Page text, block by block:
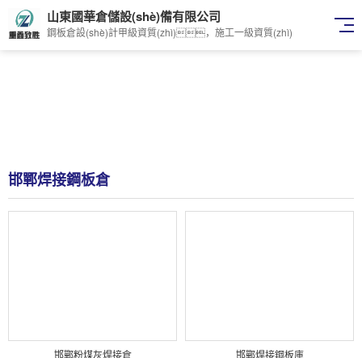
山東國華倉儲設(shè)備有限公司
鋼板倉設(shè)計甲級資質(zhì)，施工一級資質(zhì)
邯鄲焊接鋼板倉
邯鄲粉煤灰焊接倉 邯鄲焊接鋼板庫